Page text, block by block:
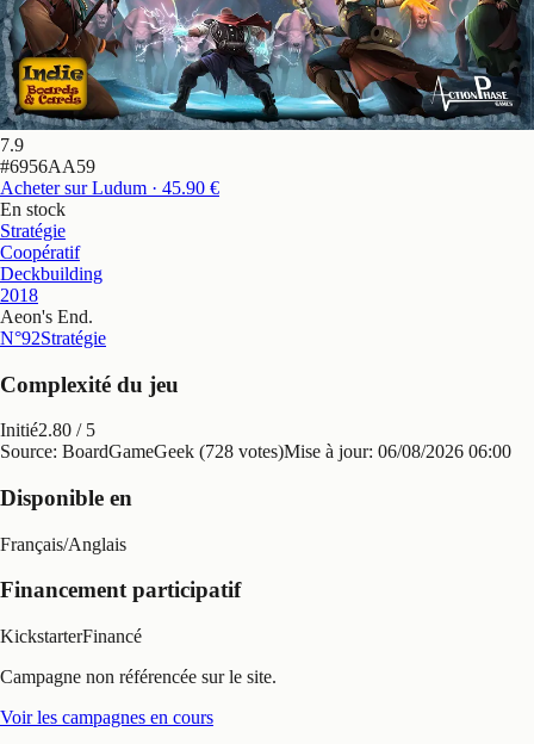
7.9
#6956AA59
Acheter sur Ludum · 45.90 €
En stock
Stratégie
Coopératif
Deckbuilding
2018
Aeon's End.
N°92Stratégie
Complexité du jeu
Initié2.80 / 5
Source: BoardGameGeek (728 votes)Mise à jour: 06/08/2026 06:00
Disponible en
Français/Anglais
Financement participatif
KickstarterFinancé
Campagne non référencée sur le site.
Voir les campagnes en cours